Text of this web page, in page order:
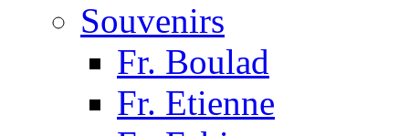
Souvenirs
Fr. Boulad
Fr. Etienne